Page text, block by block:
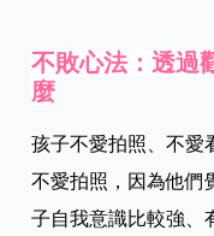
不敗心法：透過
麼
孩子不愛拍照、不愛
不愛拍照，因為他們
子自我意識比較強、